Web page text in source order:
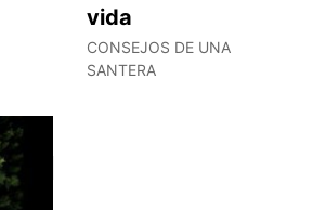
vida
CONSEJOS DE UNA
SANTERA